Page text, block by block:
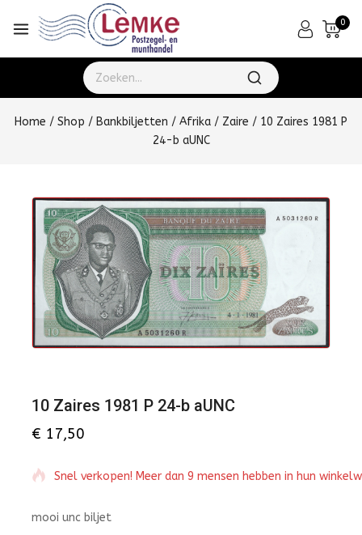
0
Home / Shop / Bankbiljetten / Afrika / Zaire / 10 Zaires 1981 P
24-b aUNC
10 Zaires 1981 P 24-b aUNC
€ 17,50
Snel verkopen! Meer dan 9 mensen hebben in hun
mooi unc biljet